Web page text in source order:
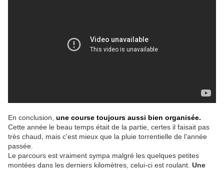
En conclusion, une course toujours aussi bien organisée.
Cette année le beau temps était de la partie, certes il faisait pas
très chaud, mais c'est mieux que la pluie torrentielle de l'année
passée.
Le parcours est vraiment sympa malgré les quelques petites
montées dans les derniers kilomètres, celui-ci est roulant. Une